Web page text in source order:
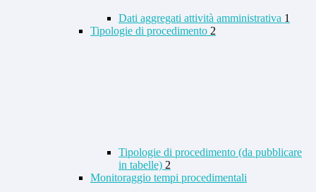
Dati aggregati attività amministrativa 1
Tipologie di procedimento 2
Tipologie di procedimento (da pubblicare
in tabelle) 2
Monitoraggio tempi procedimentali